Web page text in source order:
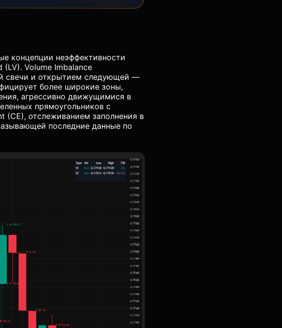
концепции неэффективности
Volume Imbalance
свечи и открытием следующей —
более широкие зоны,
агрессивно движущимися в
прямоугольников с
отслеживанием заполнения в
последние данные по